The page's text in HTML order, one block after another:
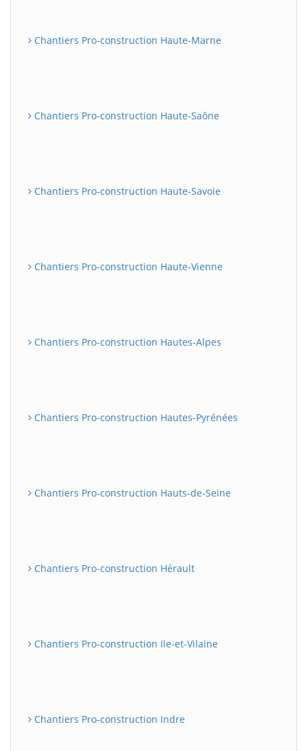
Chantiers Pro-construction Haute-Marne
Chantiers Pro-construction Haute-Saône
Chantiers Pro-construction Haute-Savoie
Chantiers Pro-construction Haute-Vienne
Chantiers Pro-construction Hautes-Alpes
Chantiers Pro-construction Hautes-Pyrénées
Chantiers Pro-construction Hauts-de-Seine
Chantiers Pro-construction Hérault
Chantiers Pro-construction Ile-et-Vilaine
Chantiers Pro-construction Indre